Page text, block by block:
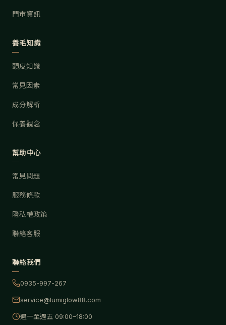
門市資訊
養毛知識
頭皮知識
常見因素
成分解析
保養觀念
幫助中心
常見問題
服務條款
隱私權政策
聯絡客服
聯絡我們
0935-997-267
service@lumiglow88.com
週一至週五 09:00–18:00